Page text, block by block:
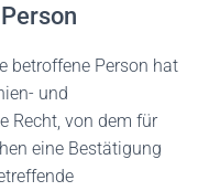
Person hat
und
Recht, von dem für
eine Bestätigung